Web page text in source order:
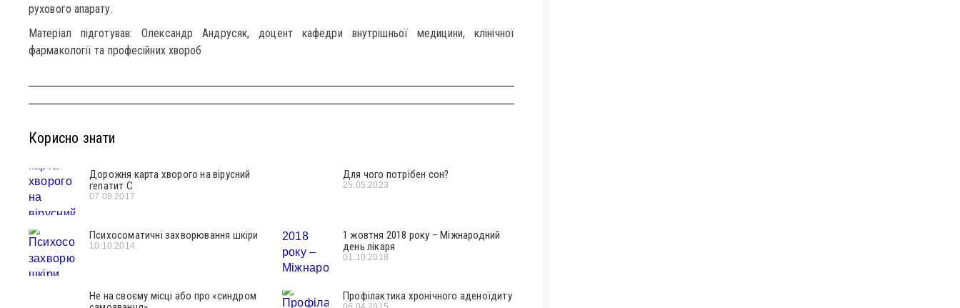
рухового апарату.
Матеріал підготував: Олександр Андрусяк, доцент кафедри внутрішньої медицини, клінічної
фармакології та професійних хвороб
Корисно знати
Дорожня карта хворого на вірусний
гепатит С
07.08.2017
Для чого потрібен сон?
25.05.2023
Психосоматичні захворювання шкіри
10.10.2014
1 жовтня 2018 року – Міжнародний
день лікаря
01.10.2018
Не на своєму місці або про «синдром
Профілактика хронічного аденоїдиту